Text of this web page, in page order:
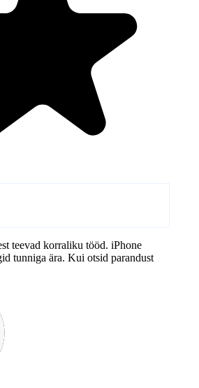
teevad korraliku tööd. iPhone
tunniga ära. Kui otsid parandust